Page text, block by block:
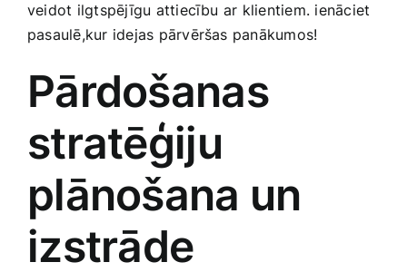
Pakalpojumi
Pārtikas preces
Preces birojam
Preces pieaugušajiem
Rotaļlietas, bērnu preces
veidot ilgtspējīgu attiecību ar klientiem. ‌ienāciet
pasaulē,kur idejas pārvēršas panākumos!
Pārdošanas
stratēģiju⁤
plānošana un
izstrāde